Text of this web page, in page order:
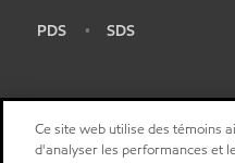
PDS • SDS
Ce site web utilise des témoins
d'analyser les performances et